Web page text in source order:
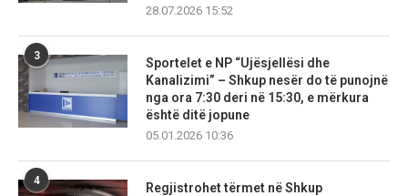
28.07.2026 15:52
3
Sportelet e NP “Ujësjellësi dhe
Kanalizimi” – Shkup nesër do të punojnë
nga ora 7:30 deri në 15:30, e mërkura
është ditë jopune
05.01.2026 10:36
4
Regjistrohet tërmet në Shkup